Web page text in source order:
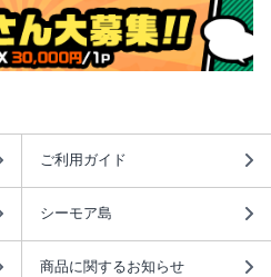
ご利用ガイド
シーモア島
商品に関するお知らせ